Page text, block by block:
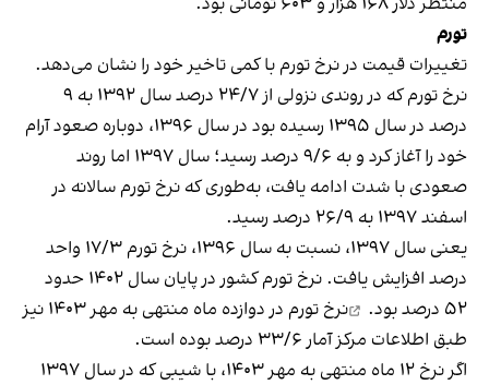
تورم
تغییرات قیمت در نرخ تورم با کمی تاخیر خود را نشان می‌دهد.
نرخ تورم که در روندی نزولی از ۲۴/۷ درصد سال ۱۳۹۲ به ۹
درصد در سال ۱۳۹۵ رسیده بود در سال ۱۳۹۶، دوباره صعود آرام
خود را آغاز کرد و به ۹/۶ درصد رسید؛ سال ۱۳۹۷ اما روند
صعودی با شدت ادامه یافت، به‌طوری که نرخ تورم سالانه در
اسفند ۱۳۹۷ به ۲۶/۹ درصد رسید.
یعنی سال ۱۳۹۷، نسبت به سال ۱۳۹۶، نرخ تورم ۱۷/۳ واحد
درصد افزایش یافت. نرخ تورم کشور در پایان سال ۱۴۰۲ حدود
۵۲ درصد بود.
نرخ تورم در دوازده ماه منتهی به مهر ۱۴۰۳ نیز
طبق اطلاعات مرکز آمار ۳۳/۶ درصد بوده است.
اگر نرخ ۱۲ ماه منتهی به مهر ۱۴۰۳، با شیبی که در سال ۱۳۹۷